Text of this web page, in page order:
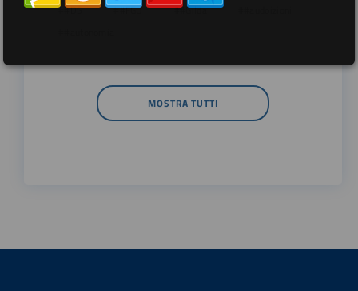
##DS ##FGU ##Gilda
MOSTRA TUTTI